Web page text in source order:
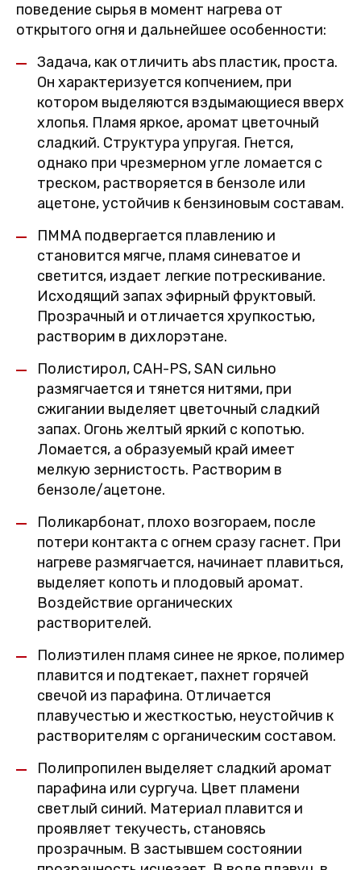
поведение сырья в момент нагрева от
открытого огня и дальнейшее особенности:
Задача, как отличить abs пластик, проста.
Он характеризуется копчением, при
котором выделяются вздымающиеся вверх
хлопья. Пламя яркое, аромат цветочный
сладкий. Структура упругая. Гнется,
однако при чрезмерном угле ломается с
треском, растворяется в бензоле или
ацетоне, устойчив к бензиновым составам.
ПММА подвергается плавлению и
становится мягче, пламя синеватое и
светится, издает легкие потрескивание.
Исходящий запах эфирный фруктовый.
Прозрачный и отличается хрупкостью,
растворим в дихлорэтане.
Полистирол, CAH-PS, SAN сильно
размягчается и тянется нитями, при
сжигании выделяет цветочный сладкий
запах. Огонь желтый яркий с копотью.
Ломается, а образуемый край имеет
мелкую зернистость. Растворим в
бензоле/ацетоне.
Поликарбонат, плохо возгораем, после
потери контакта с огнем сразу гаснет. При
нагреве размягчается, начинает плавиться,
выделяет копоть и плодовый аромат.
Воздействие органических
растворителей.
Полиэтилен пламя синее не яркое, полимер
плавится и подтекает, пахнет горячей
свечой из парафина. Отличается
плавучестью и жесткостью, неустойчив к
растворителям с органическим составом.
Полипропилен выделяет сладкий аромат
парафина или сургуча. Цвет пламени
светлый синий. Материал плавится и
проявляет текучесть, становясь
прозрачным. В застывшем состоянии